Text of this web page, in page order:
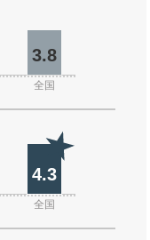
3.8
全国
4.3
全国